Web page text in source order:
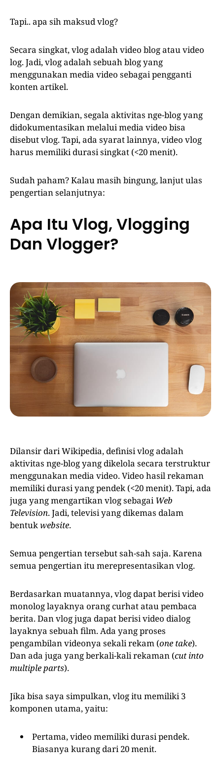
Tapi.. apa sih maksud vlog?
Secara singkat, vlog adalah video blog atau video
log. Jadi, vlog adalah sebuah blog yang
menggunakan media video sebagai pengganti
konten artikel.
Dengan demikian, segala aktivitas nge-blog yang
didokumentasikan melalui media video bisa
disebut vlog. Tapi, ada syarat lainnya, video vlog
harus memiliki durasi singkat (<20 menit).
Sudah paham? Kalau masih bingung, lanjut ulas
pengertian selanjutnya:
Apa Itu Vlog, Vlogging
Dan Vlogger?
Dilansir dari Wikipedia, definisi vlog adalah
aktivitas nge-blog yang dikelola secara terstruktur
menggunakan media video. Video hasil rekaman
memiliki durasi yang pendek (<20 menit). Tapi, ada
juga yang mengartikan vlog sebagaiWeb
Television. Jadi, televisi yang dikemas dalam
bentukwebsite.
Semua pengertian tersebut sah-sah saja. Karena
semua pengertian itu merepresentasikan vlog.
Berdasarkan muatannya, vlog dapat berisi video
monolog layaknya orang curhat atau pembaca
berita. Dan vlog juga dapat berisi video dialog
layaknya sebuah film. Ada yang proses
pengambilan videonya sekali rekam (one take).
Dan ada juga yang berkali-kali rekaman (cut into
multiple parts).
Jika bisa saya simpulkan, vlog itu memiliki 3
komponen utama, yaitu:
Pertama, video memiliki durasi pendek.
Biasanya kurang dari 20 menit.